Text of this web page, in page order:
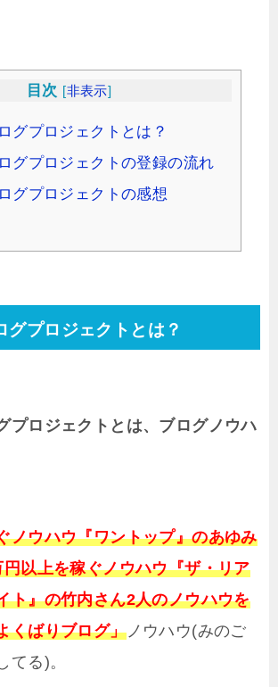
目次 [非表示]
グプロジェクトとは？
グプロジェクトの登録の流れ
グプロジェクトの感想
グプロジェクトとは？
プロジェクトとは、ブログノウハ
ノウハウ『ワントップ』のあゆみ
以上を稼ぐノウハウ『ザ・リア
ト』の竹内さん2人のノウハウを
くばりブログ」ノウハウ(みのご
てる)。